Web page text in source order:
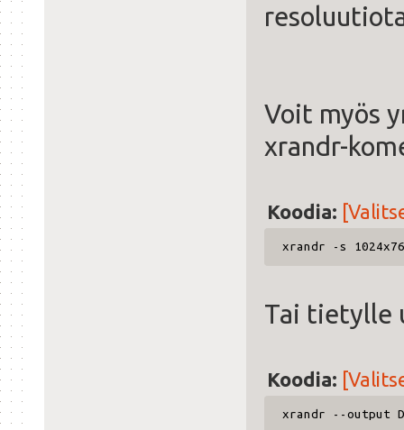
Voit myös
xrandr-
Koodia:
xrandr -s
Tai tietylle
Koodia:
xrandr --output